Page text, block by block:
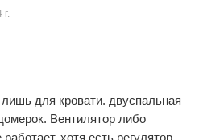
внимание что это не
уборка раз в неделю или
но фильм онлайн смотреть
и кивает. Душ удобный, но
прохладная вода, потом
для кровати. двуспальная
Вентилятор либо
хотя есть регулятор